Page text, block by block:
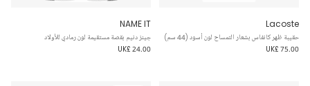
Lacoste
حقيبة ظهر كانفاس بشعار التمساح لون أسود (44 سم)
UK£ 75.00
NAME IT
جينز دنيم بقصة مستقيمة لون رمادي للأولاد
UK£ 24.00